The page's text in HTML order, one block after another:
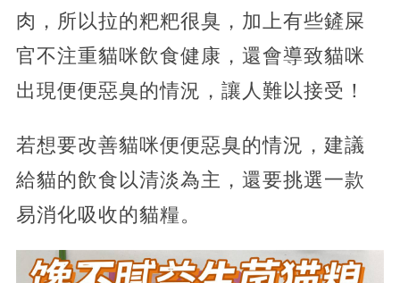
肉，所以拉的粑粑很臭，加上有些鏟屎
官不注重貓咪飲食健康，還會導致貓咪
出現便便惡臭的情況，讓人難以接受！
若想要改善貓咪便便惡臭的情況，建議
給貓的飲食以清淡為主，還要挑選一款
易消化吸收的貓糧。